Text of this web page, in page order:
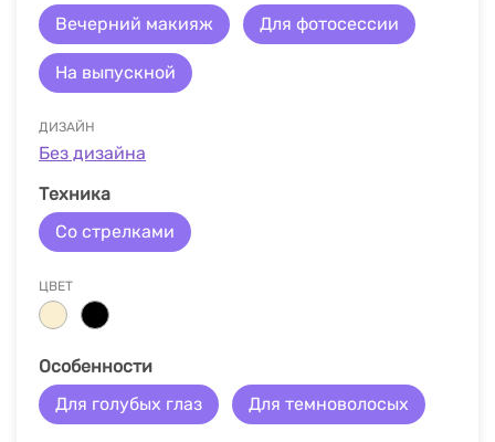
Вечерний макияж
Для фотосессии
На выпускной
ДИЗАЙН
Без дизайна
Техника
Со стрелками
ЦВЕТ
Особенности
Для голубых глаз
Для темноволосых